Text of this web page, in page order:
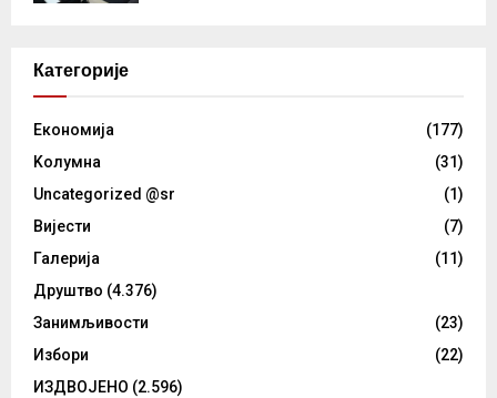
Категорије
Eкономија
(177)
Kолумнa
(31)
Uncategorized @sr
(1)
Вијести
(7)
Галерија
(11)
Друштво (4.376)
Занимљивости
(23)
Избори
(22)
ИЗДВОЈЕНО (2.596)